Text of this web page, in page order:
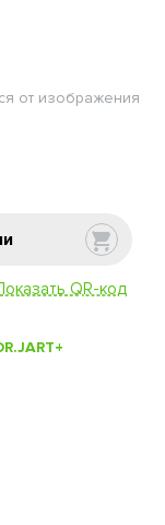
от изображения
QR-код